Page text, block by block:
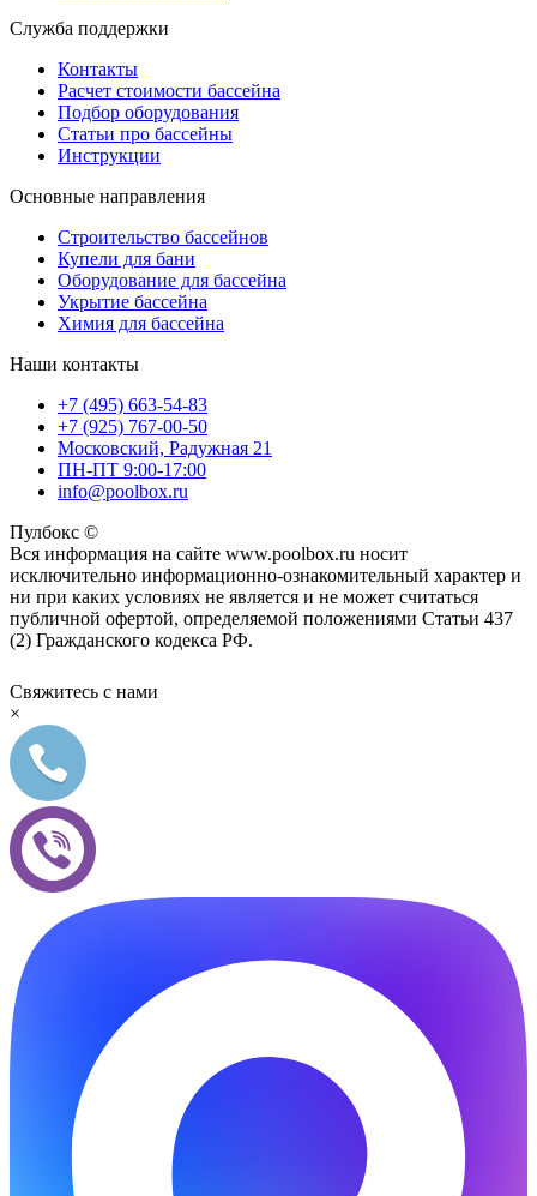
Служба поддержки
Контакты
Расчет стоимости бассейна
Подбор оборудования
Статьи про бассейны
Инструкции
Основные направления
Строительство бассейнов
Купели для бани
Оборудование для бассейна
Укрытие бассейна
Химия для бассейна
Наши контакты
+7 (495) 663-54-83
+7 (925) 767-00-50
Московский, Радужная 21
ПН-ПТ 9:00-17:00
info@poolbox.ru
Пулбокс ©
Вся информация на сайте www.poolbox.ru носит
исключительно информационно-ознакомительный характер и
ни при каких условиях не является и не может считаться
публичной офертой, определяемой положениями Статьи 437
(2) Гражданского кодекса РФ.
Свяжитесь с нами
×